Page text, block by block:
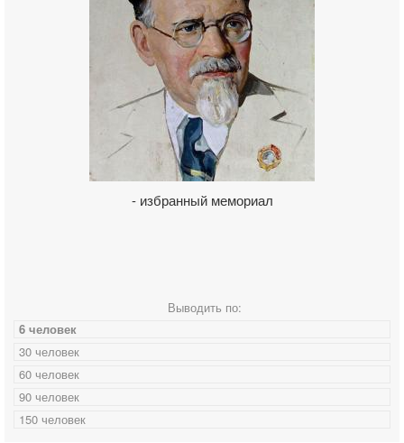
- избранный мемориал
Выводить по:
6 человек
30 человек
60 человек
90 человек
150 человек